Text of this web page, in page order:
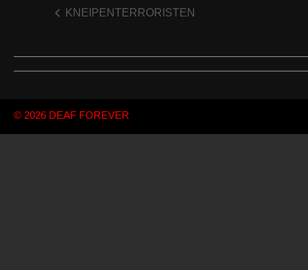
KNEIPENTERRORISTEN
© 2026 DEAF FOREVER